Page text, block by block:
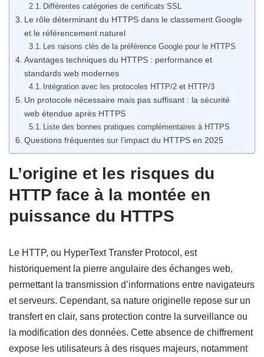
Différentes catégories de certificats SSL
Le rôle déterminant du HTTPS dans le classement Google
et le référencement naturel
Les raisons clés de la préférence Google pour le HTTPS
Avantages techniques du HTTPS : performance et
standards web modernes
Intégration avec les protocoles HTTP/2 et HTTP/3
Un protocole nécessaire mais pas suffisant : la sécurité
web étendue après HTTPS
Liste des bonnes pratiques complémentaires à HTTPS
Questions fréquentes sur l’impact du HTTPS en 2025
L’origine et les risques du
HTTP face à la montée en
puissance du HTTPS
Le HTTP, ou HyperText Transfer Protocol, est
historiquement la pierre angulaire des échanges web,
permettant la transmission d’informations entre navigateurs
et serveurs. Cependant, sa nature originelle repose sur un
transfert en clair, sans protection contre la surveillance ou
la modification des données. Cette absence de chiffrement
expose les utilisateurs à des risques majeurs, notamment